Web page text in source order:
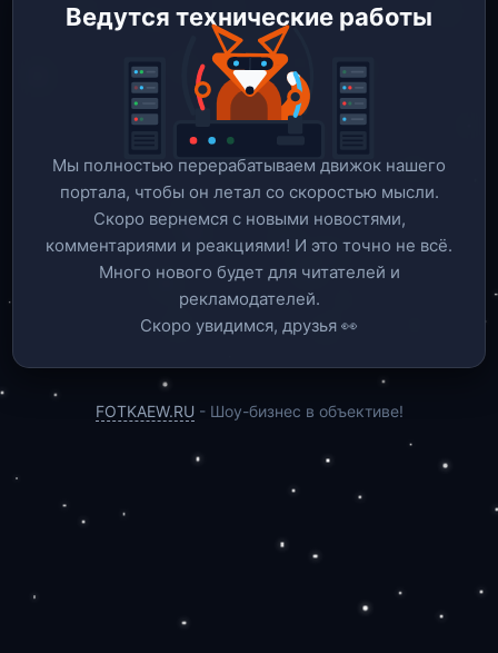
Ведутся технические работы
Мы полностью перерабатываем движок нашего
портала, чтобы он летал со скоростью мысли.
Скоро вернемся c новыми новостями,
комментариями и реакциями! И это точно не всё.
Много нового будет для читателей и
рекламодателей.
Скоро увидимся, друзья 👀
FOTKAEW.RU - Шоу-бизнес в объективе!